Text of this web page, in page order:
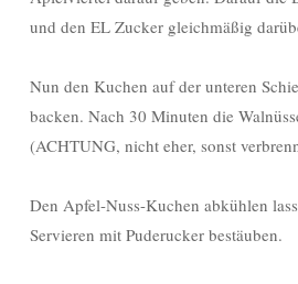
und den EL Zucker gleichmäßig
Nun den Kuchen auf der unteren
backen. Nach 30 Minuten die
(ACHTUNG, nicht eher, sonst
Den Apfel-Nuss-Kuchen abkühlen
Servieren mit Puderucker bestäuben.